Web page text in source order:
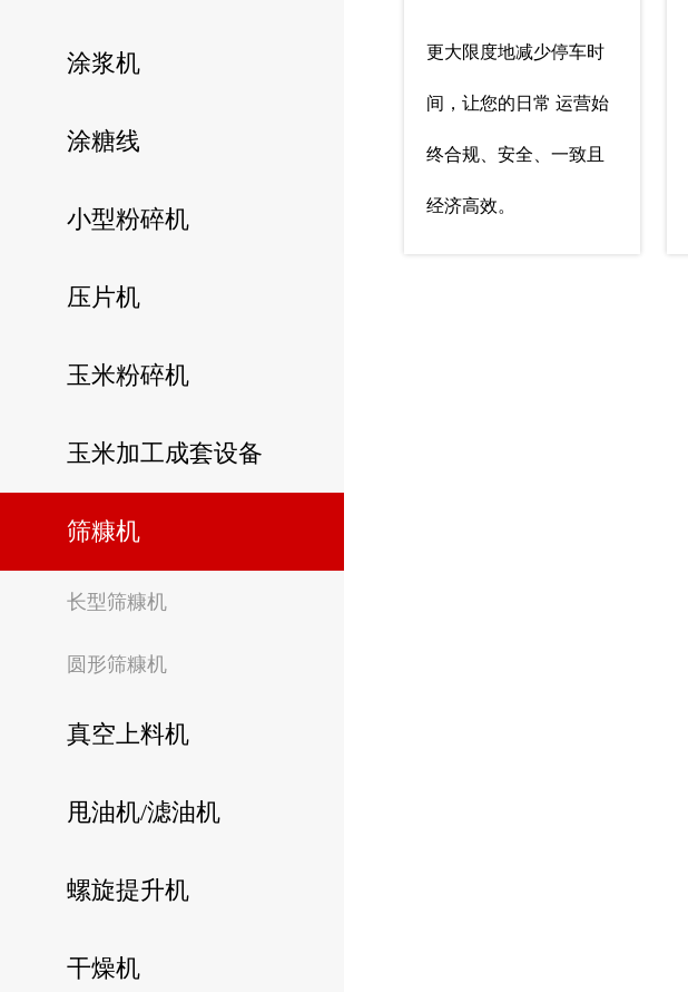
涂浆机
涂糖线
小型粉碎机
压片机
玉米粉碎机
玉米加工成套设备
筛糠机
长型筛糠机
圆形筛糠机
真空上料机
甩油机/滤油机
螺旋提升机
干燥机
更大限度地减少停车时
间，让您的日常 运营始
终合规、安全、一致且
经济高效。